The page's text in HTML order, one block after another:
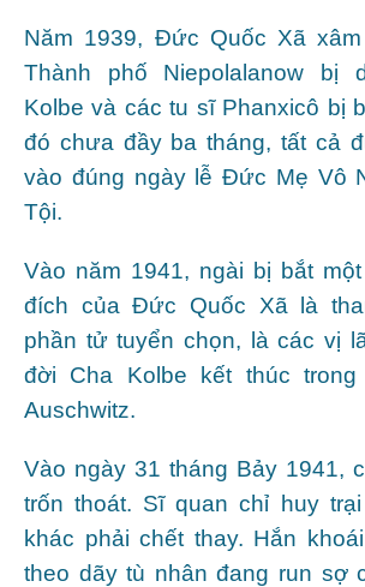
Năm 1939, Ðức Quốc Xã
Thành phố Niepolalanow bị
Kolbe và các tu sĩ Phanxicô bị
đó chưa đầy ba tháng, tất cả
vào đúng ngày lễ Ðức Mẹ Vô
Tội.
Vào năm 1941, ngài bị bắt
đích của Ðức Quốc Xã là
phần tử tuyển chọn, là các vị
đời Cha Kolbe kết thúc trong
Auschwitz.
Vào ngày 31 tháng Bảy 1941,
trốn thoát. Sĩ quan chỉ huy
khác phải chết thay. Hắn
theo dãy tù nhân đang run sợ